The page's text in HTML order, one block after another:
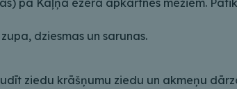
pa Kaļņa ezera apkārtnes mežiem.
dziesmas un sarunas.
ziedu krāšņumu ziedu un akmeņu